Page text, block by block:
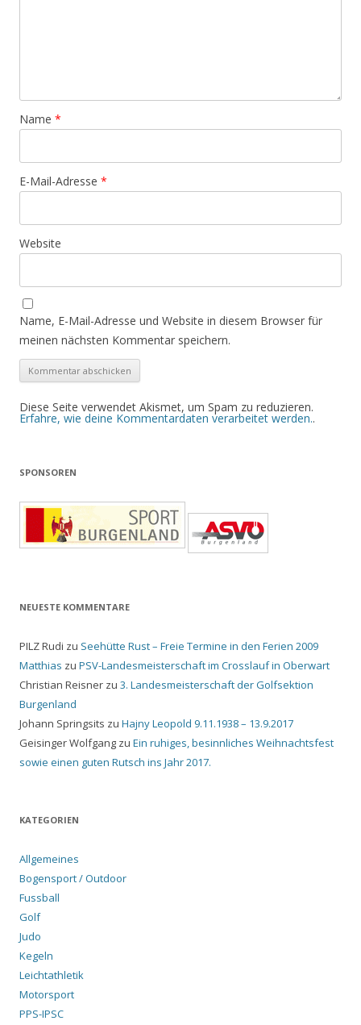
Name *
E-Mail-Adresse *
Website
Name, E-Mail-Adresse und Website in diesem Browser für
meinen nächsten Kommentar speichern.
Diese Seite verwendet Akismet, um Spam zu reduzieren.
Erfahre, wie deine Kommentardaten verarbeitet werden..
SPONSOREN
NEUESTE KOMMENTARE
PILZ Rudi zu Seehütte Rust – Freie Termine in den Ferien 2009
Matthias zu PSV-Landesmeisterschaft im Crosslauf in Oberwart
Christian Reisner zu 3. Landesmeisterschaft der Golfsektion
Burgenland
Johann Springsits zu Hajny Leopold 9.11.1938 – 13.9.2017
Geisinger Wolfgang zu Ein ruhiges, besinnliches Weihnachtsfest
sowie einen guten Rutsch ins Jahr 2017.
KATEGORIEN
Allgemeines
Bogensport / Outdoor
Fussball
Golf
Judo
Kegeln
Leichtathletik
Motorsport
PPS-IPSC